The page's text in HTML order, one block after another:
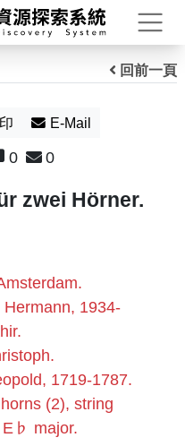
打
回前一頁
E-Mail
0 0
zwei Hörner.
Hermann, 1934-
1719-1787.
(2), string
E♭ major.